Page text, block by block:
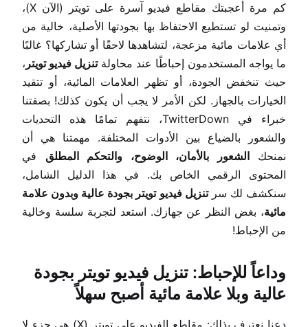
كم مرة أعجبتك مقاطع فيديو آسرة على تويتر (الآن X)،
وتمنيت لو تستطيع الاحتفاظ بها بجودتها الأصلية، خالية من
أي علامات مائية مزعجة، لتشاهدها لاحقًا أو تشاركها؟ غالبًا
ما يواجه المستخدمون إحباطًا عند محاولةتنزيل فيديو تويتر ،
حيث تنخفض الجودة، أو تظهر العلامات المائية، أو تتقيد
الخيارات بالجهاز. لكن الأمر لا يجب أن يكون كذلك! بصفتنا
خبراء في TwitterDown، نتفهم تمامًا هذه التحديات
والشعور بالضياع بين الأدوات المختلفة. مهمتنا هي أن
نمنحكالشعور بالأمان، الوضوح، والتحكم المطلق في
المحتوى الرقمي الخاص بك. في هذا الدليل الشامل،
سنكشف لك سرتنزيل فيديو تويتر بجودة عالية وبدون علامة
مائية، بغض النظر عن جهازك. استعد لتجربة سلسة وخالية
من الإحباط!
وداعاً للإحباط: تنزيل فيديو تويتر بجودة
عالية وبلا علامة مائية أصبح سهلاً
دعنا نعترف بذلك: مقاطع الفيديو على تويتر (X) هي جزء لا